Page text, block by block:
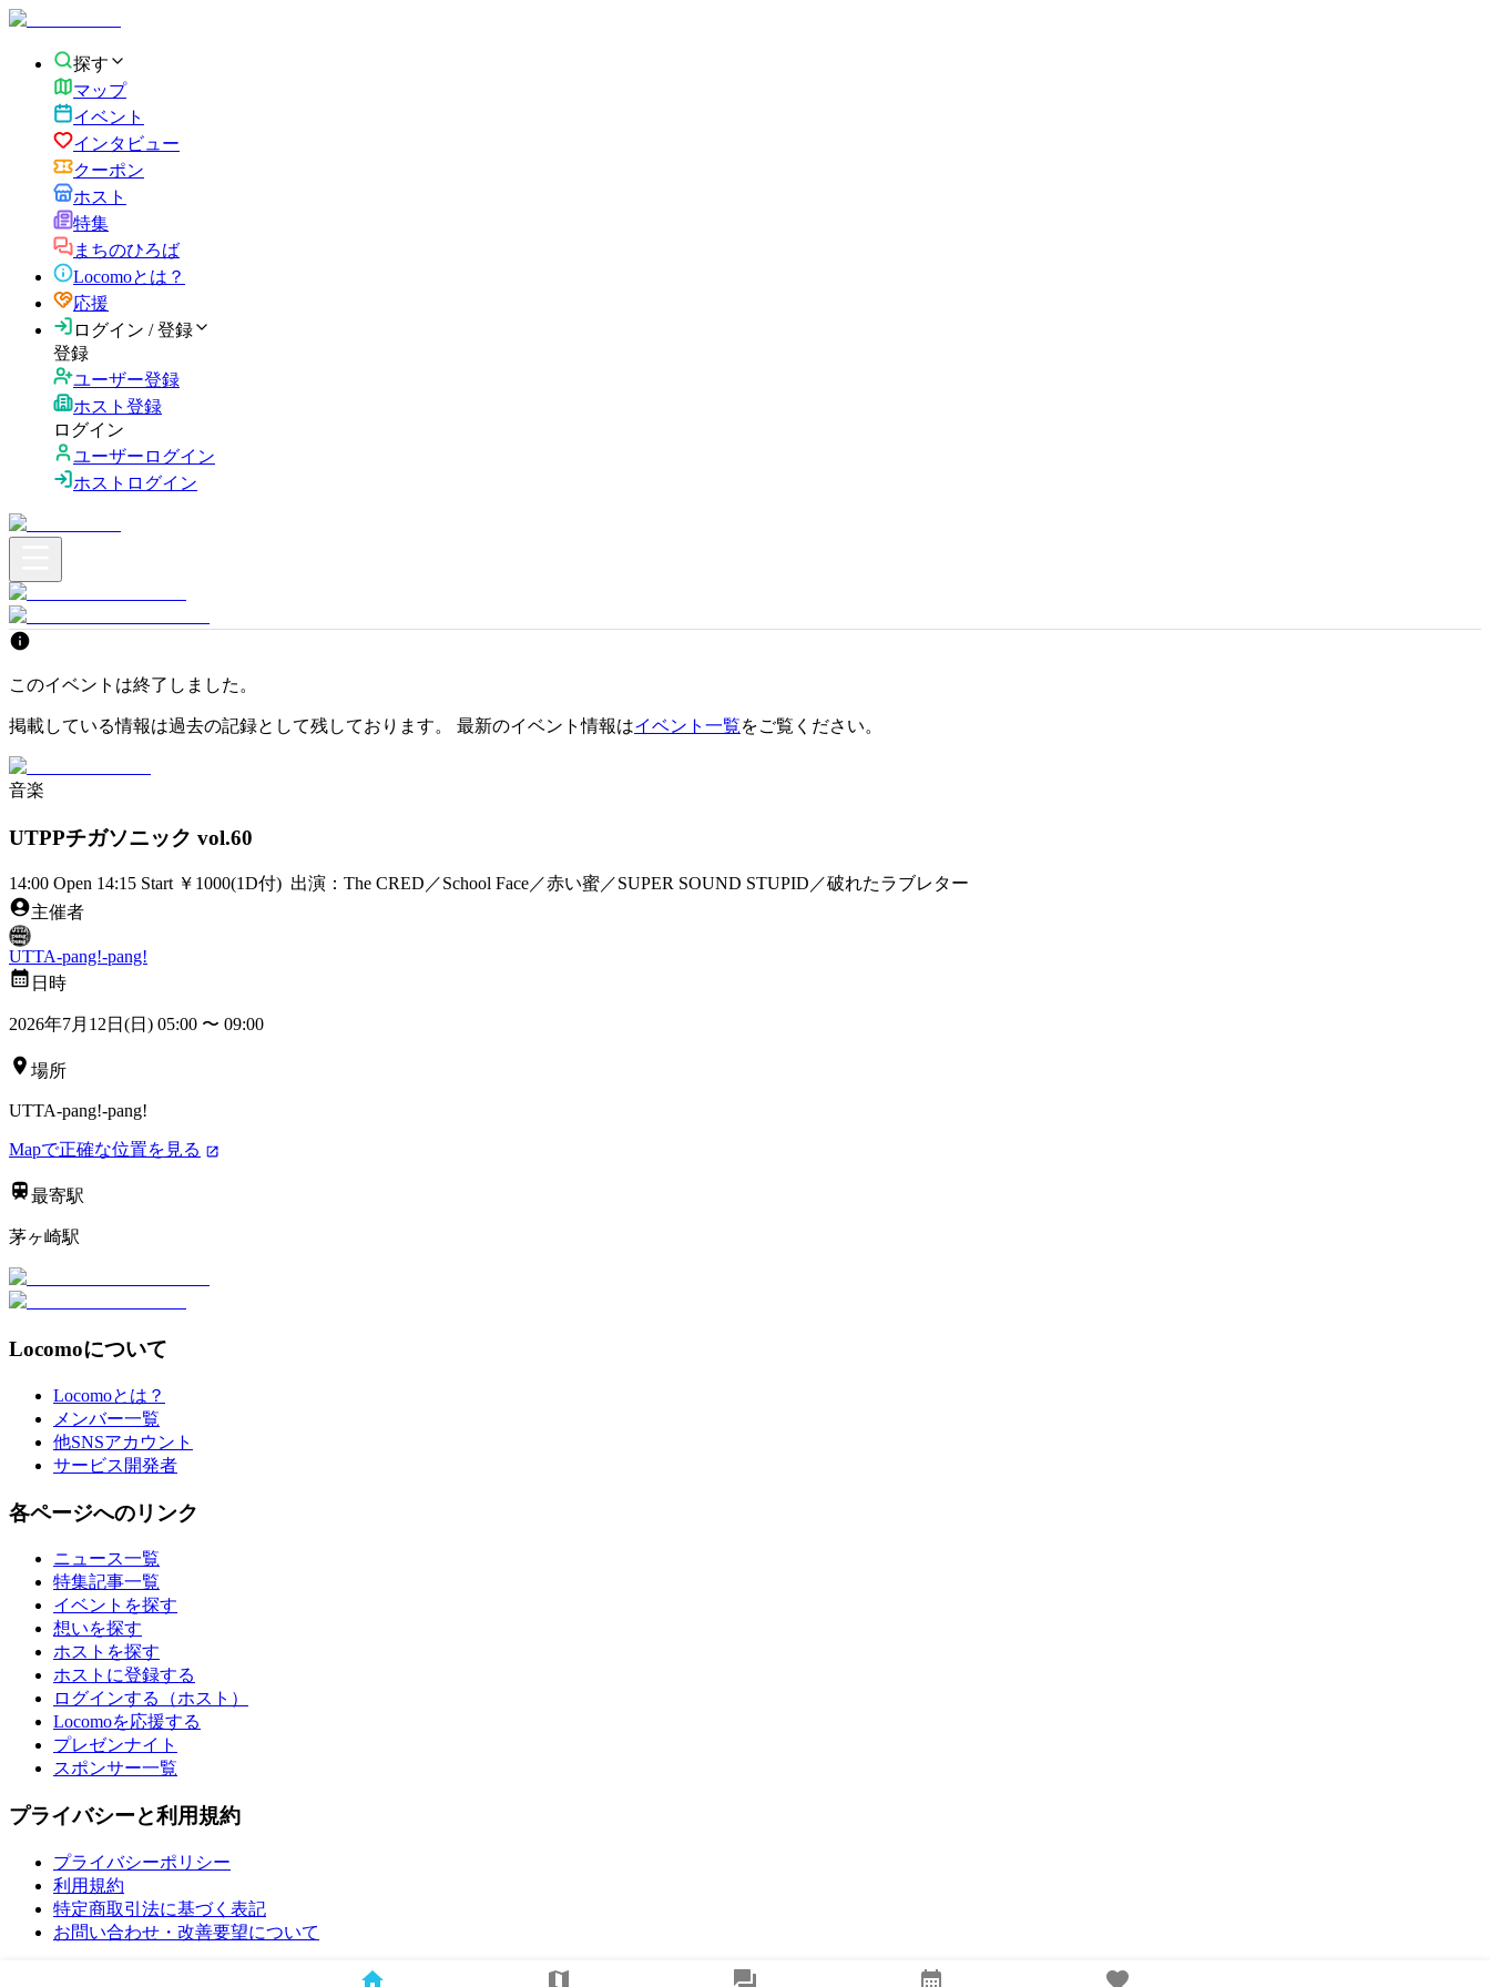
探す
マップ
イベント
インタビュー
クーポン
ホスト
特集
まちのひろば
Locomoとは？
応援
ログイン / 登録
登録
ユーザー登録
ホスト登録
ログイン
ユーザーログイン
ホストログイン
このイベントは終了しました。
掲載している情報は過去の記録として残しております。 最新のイベント情報はイベント一覧をご覧ください。
音楽
UTPPチガソニック vol.60
14:00 Open 14:15 Start ￥1000(1D付) 出演：The CRED／School Face／赤い蜜／SUPER SOUND STUPID／破れたラブレター
主催者
UTTA-pang!-pang!
日時
2026年7月12日(日) 05:00 〜 09:00
場所
UTTA-pang!-pang!
Mapで正確な位置を見る
最寄駅
茅ヶ崎駅
Locomoについて
Locomoとは？
メンバー一覧
他SNSアカウント
サービス開発者
各ページへのリンク
ニュース一覧
特集記事一覧
イベントを探す
想いを探す
ホストを探す
ホストに登録する
ログインする（ホスト）
Locomoを応援する
プレゼンナイト
スポンサー一覧
プライバシーと利用規約
プライバシーポリシー
利用規約
特定商取引法に基づく表記
お問い合わせ・改善要望について